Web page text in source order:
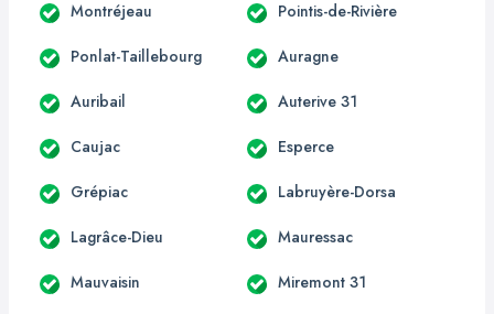
Montréjeau Pointis-de-Rivière
Ponlat-Taillebourg Auragne
Auribail Auterive 31
Caujac Esperce
Grépiac Labruyère-Dorsa
Lagrâce-Dieu Mauressac
Mauvaisin Miremont 31